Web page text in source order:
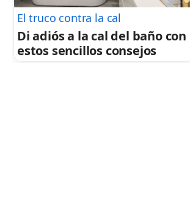
El truco contra la cal
Di adiós a la cal del baño con
estos sencillos consejos